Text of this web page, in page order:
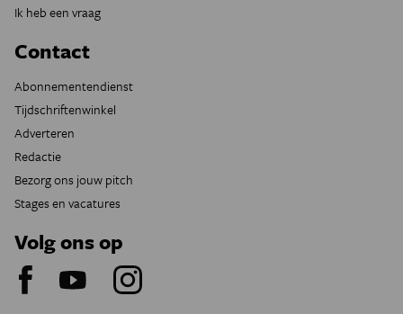
Ik heb een vraag
Contact
Abonnementendienst
Tijdschriftenwinkel
Adverteren
Redactie
Bezorg ons jouw pitch
Stages en vacatures
Volg ons op